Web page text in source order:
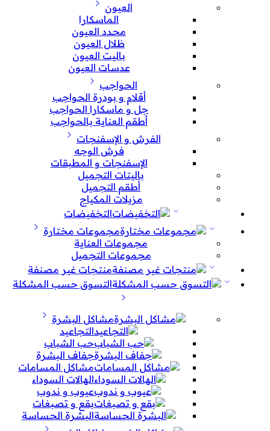
العيون
الماسكارا
محدد العيون
ظلال العيون
باليت العيون
عدسات العيون
الحواجب
أقلام و بودرة الحواجب
جل و ماسكارا الحواجب
أطقم العناية بالحواجب
الفرش و الإسفنجات
فرش الوجه
الإسفنجات و المطبقات
باليتات التجميل
أطقم التجميل
مزيلات المكياج
التخفيضات
مجموعات مختارة
مجموعات العناية
مجموعات التجميل
منتجات غير مصنفة
التسوق حسب المشكلة
مشاكل البشرة
التجاعيد
حب الشباب
جفاف البشرة
مشاكل المسامات
الهالات السوداء
عيوب و ندوب
بقع و تصبغات
البشرة الحساسة